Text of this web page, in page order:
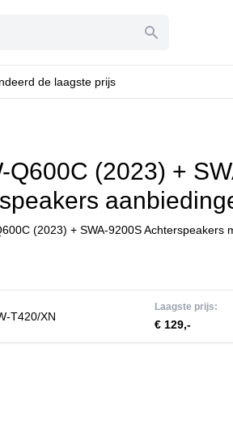
de laagste prijs
Q600C (2023) +
(2023) + SWA-9200S Achterspeakers
T420/XN
Laagste prijs:
€ 129,-